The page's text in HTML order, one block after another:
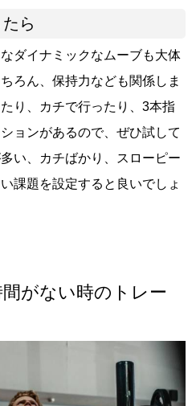
ら
ダイナミックなムーブも大体
ろん、保持力なども関係しま
り、カチで行ったり、3本指
ョンがあるので、ぜひ試して
い、カチばかり、スローピー
課題を設定すると良いでしょ
がない時のトレー